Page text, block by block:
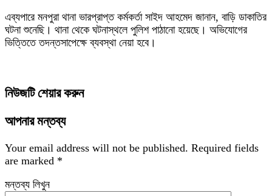
এব্যপারে মনপুরা থানা ভারপ্রাপ্ত কর্মকর্তা সাইদ আহমেদ জানান, বাড়ি ডাকাতির
ঘটনা শুনেছি। থানা থেকে ঘটনাস্থলে পুলিশ পাঠানো হয়েছে। অভিযোগের
ভিত্তিতে তদন্তসাপেক্ষে ব্যবস্থা নেয়া হবে।
নিউজটি শেয়ার করুন
আপনার মন্তব্য
Your email address will not be published. Required fields
are marked *
মন্তব্য লিখুন